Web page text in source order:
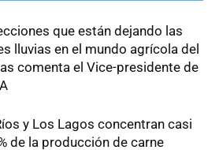
que están dejando las
lluvias en el mundo agrícola del
comenta el Vice-presidente de
y Los Lagos concentran casi
de la producción de carne